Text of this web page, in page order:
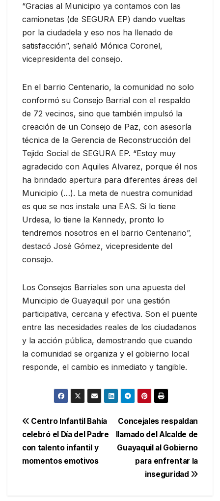
“Gracias al Municipio ya contamos con las
camionetas (de SEGURA EP) dando vueltas
por la ciudadela y eso nos ha llenado de
satisfacción”, señaló Mónica Coronel,
vicepresidenta del consejo.
En el barrio Centenario, la comunidad no solo
conformó su Consejo Barrial con el respaldo
de 72 vecinos, sino que también impulsó la
creación de un Consejo de Paz, con asesoría
técnica de la Gerencia de Reconstrucción del
Tejido Social de SEGURA EP. “Estoy muy
agradecido con Aquiles Alvarez, porque él nos
ha brindado apertura para diferentes áreas del
Municipio (…). La meta de nuestra comunidad
es que se nos instale una EAS. Si lo tiene
Urdesa, lo tiene la Kennedy, pronto lo
tendremos nosotros en el barrio Centenario”,
destacó José Gómez, vicepresidente del
consejo.
Los Consejos Barriales son una apuesta del
Municipio de Guayaquil por una gestión
participativa, cercana y efectiva. Son el puente
entre las necesidades reales de los ciudadanos
y la acción pública, demostrando que cuando
la comunidad se organiza y el gobierno local
responde, el cambio es inmediato y tangible.
Navegación
de
entradas
Concejales respaldan
llamado del Alcalde de
Guayaquil al Gobierno
para enfrentar la
inseguridad
Centro Infantil Bahía
celebró el Día del Padre
con talento infantil y
momentos emotivos